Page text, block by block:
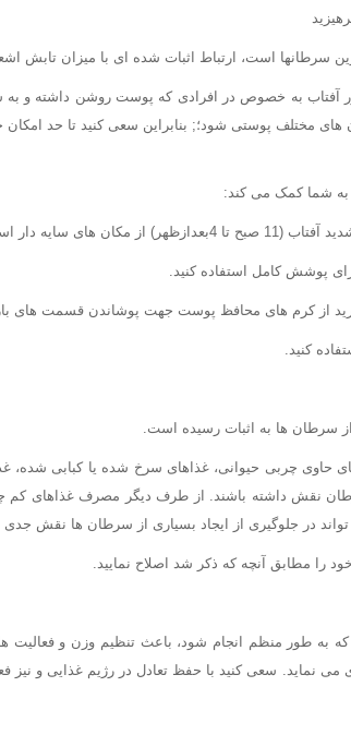
سرطانها است، ارتباط اثبات شده ای با میزان تابش
آفتاب به خصوص در افرادی که پوست روشن داشته و
های مختلف پوستی شود؛; بنابراین سعی کنید تا حد امکان
به شما کمک می کند:
سایه دار استفاده کنید.
پوشش کامل استفاده کنید.
از کرم های محافظ پوست جهت پوشاندن قسمت های باز
کنید.
از سرطان ها به اثبات رسیده است.
حاوی چربی حیوانی، غذاهای سرخ شده یا کبابی شده،
نقش داشته باشند. از طرف دیگر مصرف غذاهای کم
در جلوگیری از ایجاد بسیاری از سرطان ها نقش جدی
را مطابق آنچه که ذکر شد اصلاح نمایید.
به طور منظم انجام شود، باعث تنظیم وزن و فعالیت
می نماید. سعی کنید با حفظ تعادل در رژیم غذایی و نیز